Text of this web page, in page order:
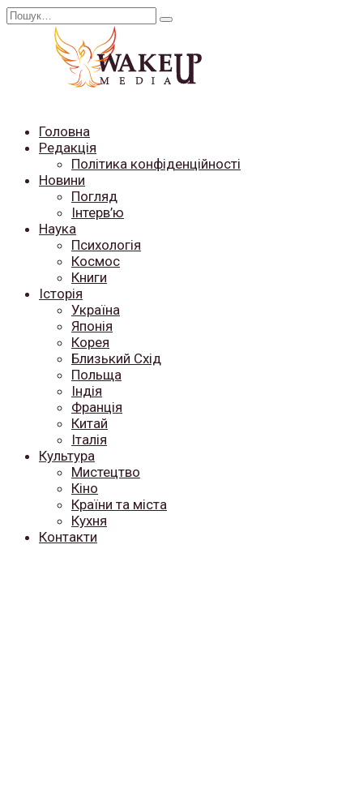
Перейти
Search
Головна
Редакція
Політика конфіденційності
Новини
Погляд
Інтерв’ю
Наука
Психологія
Космос
Книги
Історія
Україна
Японія
Корея
Близький Схід
Польща
Індія
Франція
Китай
Італія
Культура
Мистецтво
Кіно
Країни та міста
Кухня
Контакти